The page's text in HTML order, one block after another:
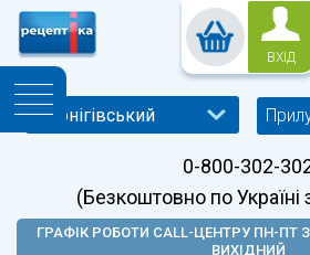
ВХІД
0-800-302-
(Безкоштовно по Україні
ГРАФІК РОБОТИ CALL-ЦЕНТРУ ПН-ПТ
ВИХІДНИЙ